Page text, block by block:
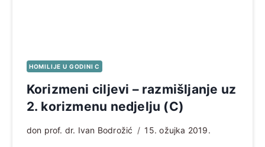
HOMILIJE U GODINI C
Korizmeni ciljevi – razmišljanje uz
2. korizmenu nedjelju (C)
don prof. dr. Ivan Bodrožić 15. ožujka 2019.